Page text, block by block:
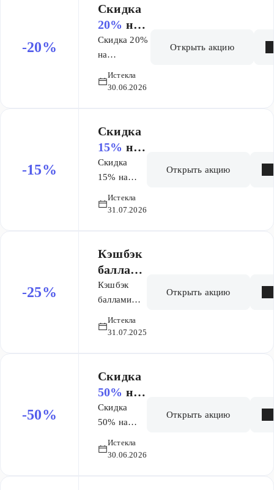
Магнел
ис
товаров
Магнелис
-20%
Скидка
20% на
выделен
ный
ассорти
мент
Скидка 20%
на
ассортимент
Истекла
30.06.2026
Открыть акцию
-15%
Скидка
15% на
список
Глобал
Вайт,
Вотерде
Скидка
15% на
Глобал
Истекла
31.07.2026
Открыть акцию
-25%
Кэшбэк
баллами
25%на
бонусну
ю карту
при
Roche-
Posay
Anthelio
s
Кэшбэк
баллами
бонусную
Roche-
Posay
Anthelios
Истекла
31.07.2025
Открыть акцию
-50%
Скидка
50% на
крем
Корега
при
покупке
Скидка
50% на
Корега при
Истекла
30.06.2026
Открыть акцию